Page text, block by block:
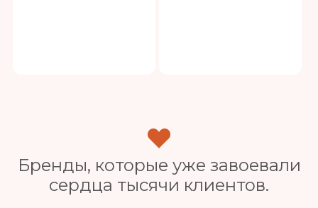
Бренды, которые уже завоевали
сердца тысячи клиентов.